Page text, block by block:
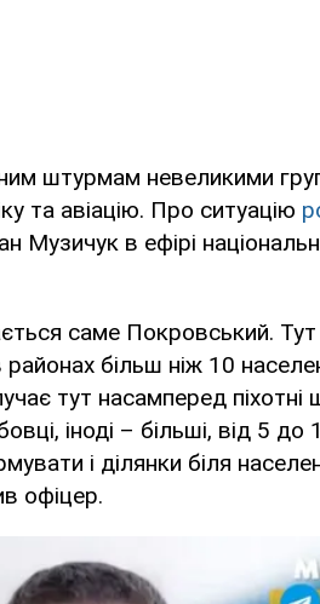
штурмам невеликими
та авіацію. Про ситуацію
Музичук в ефірі
саме Покровський.
більш ніж 10
тут насамперед піхотні
іноді – більші, від 5 до
і ділянки біля
офіцер.